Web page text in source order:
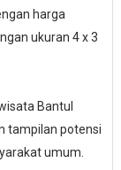
harga
ukuran 4 x 3
Bantul
tampilan potensi
umum.